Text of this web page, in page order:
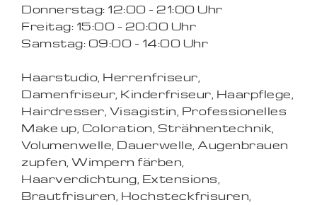
Donnerstag: 12:00 - 21:00 Uhr
Freitag: 15:00 - 20:00 Uhr
Samstag: 09:00 - 14:00 Uhr
Haarstudio, Herrenfriseur,
Damenfriseur, Kinderfriseur, Haarpflege,
Hairdresser, Visagistin, Professionelles
Make up, Coloration, Strähnentechnik,
Volumenwelle, Dauerwelle, Augenbrauen
zupfen, Wimpern färben,
Haarverdichtung, Extensions,
Brautfrisuren, Hochsteckfrisuren,